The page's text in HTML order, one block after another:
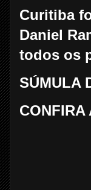
Curitiba
Daniel
todos os
SÚMULA
CONFIRA